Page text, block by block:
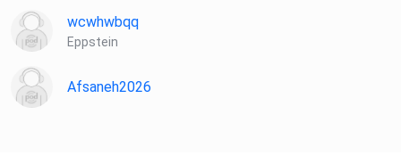
wcwhwbqq
Eppstein
Afsaneh2026